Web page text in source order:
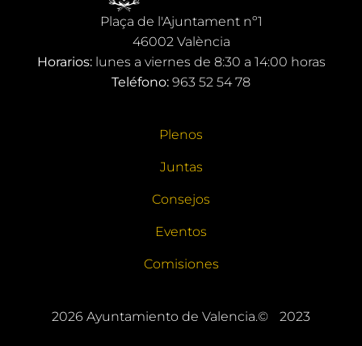
Plaça de l'Ajuntament nº1
46002 València
Horarios:lunes a viernes de 8:30 a 14:00 horas
Teléfono: 963 52 54 78
Plenos
Juntas
Consejos
Eventos
Comisiones
2026 Ayuntamiento de Valencia.© 2023